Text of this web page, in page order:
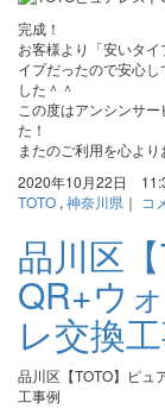
完成！
お客様より「安いタ
イプだったので安心
した＾＾
この度はアンシンサ
た！
またのご利用を心より
2020年10月22日
TOTO , 神奈川県 ｜ コ
品川区
QR+ウ
レ交換
品川区【TOTO】ピ
工事例